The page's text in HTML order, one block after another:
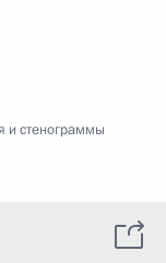
и стенограммы